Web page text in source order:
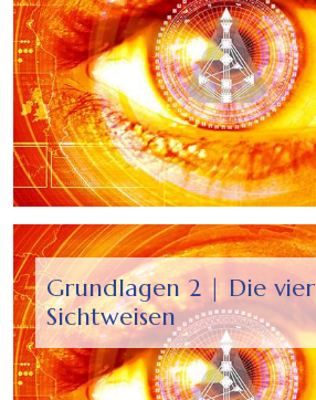
Grundlagen 2 | Die vier
Sichtweisen